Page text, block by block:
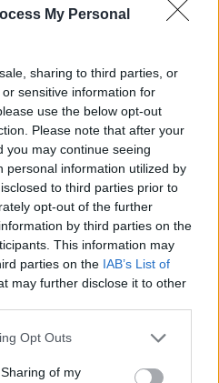
My Personal
sharing to third parties, or
sensitive information for
use the below opt-out
Please note that after your
you may continue seeing
personal information utilized by
to third parties prior to
opt-out of the further
by third parties on the
This information may
parties on the IAB’s List of
may further disclose it to other
app uses one or more Google
behaviour. You may click to
Opt Outs
of my
αίθουσα). Επειδή η
από τον Γραμματέα
του αλλιώς η
υπεύθυνη για τις
άνθρωποι Ανδρουλάκη
χωρίς να ξέρουμε
θα τους παρέχουν
και Πίζας διαψεύδουν
- Τα ψέματα για